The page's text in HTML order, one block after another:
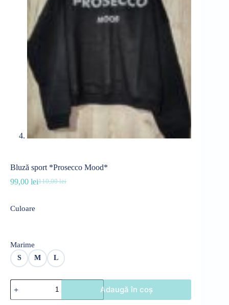
Bluză sport *Prosecco Mood*
110,00lei
Prețul
99,00 leiPrețul
Culoare
Marime
S M L
Cantitate
Bluză
sport
Adaugă în coș